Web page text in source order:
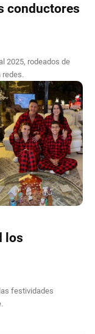
conductores
2025, rodeados de
los
festividades